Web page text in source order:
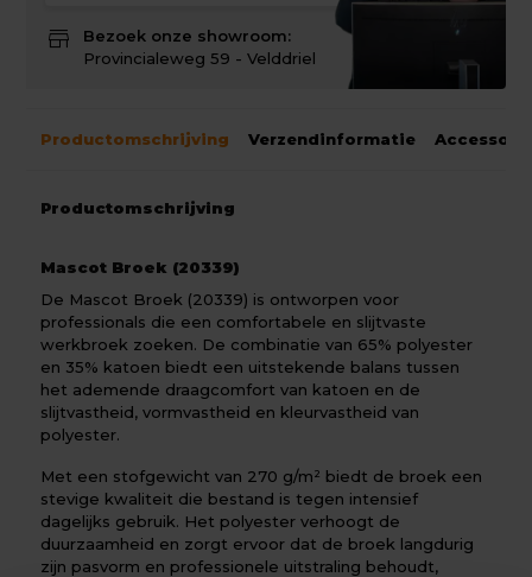
store
Bezoek onze showroom:
Provincialeweg 59 - Velddriel
Productomschrijving Verzendinformatie
Productomschrijving
Mascot Broek (20339)
De Mascot Broek (20339) is ontworpen voor
professionals die een comfortabele en slijtvaste
werkbroek zoeken. De combinatie van 65% polyester
en 35% katoen biedt een uitstekende balans tussen
het ademende draagcomfort van katoen en de
slijtvastheid, vormvastheid en kleurvastheid van
polyester.
Met een stofgewicht van 270 g/m² biedt de broek een
stevige kwaliteit die bestand is tegen intensief
dagelijks gebruik. Het polyester verhoogt de
duurzaamheid en zorgt ervoor dat de broek langdurig
zijn pasvorm en professionele uitstraling behoudt,